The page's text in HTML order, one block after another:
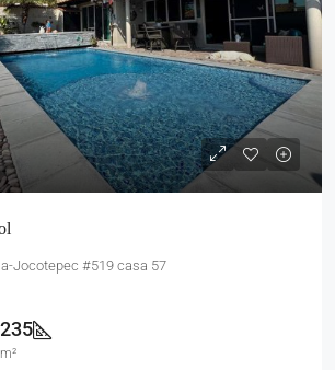
Jocotepec #519 casa 57
235
m²